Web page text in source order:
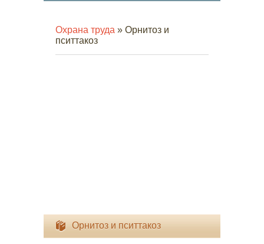
Охрана труда » Орнитоз и
пситтакоз
Орнитоз и пситтакоз